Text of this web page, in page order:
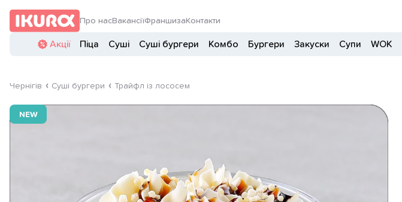
Про насВакансіїФраншиза Контакти
Акції Піца Суші Суші бургери Комбо Бургери Закуски Супи WOK
Чернігів Суші бургери Трайфл із лососем
NEW